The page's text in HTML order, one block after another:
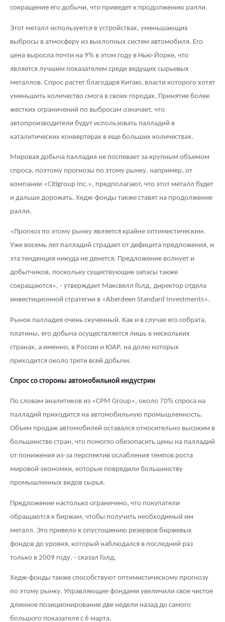
Аксессуары
Гарри Поттер
Флот: ледоколы и корабли
Жетоны "Необыкновенные обитатели глубин"
Ювелирные изделия
Русская нумизматика
Золотая карманная галерея
Наборы подарочных и коллекционных монет
Памятка для работы с монетами из драгметаллов
Условия возврата
Политика конфиденциальности
Политика использования Cookies
Положение по обработке и защите персональных данных
Скупка слитков
Наши преимущества
Письмо директору
сокращение его добычи, что приведет к продолжению ралли.
Этот металл используется в устройствах, уменьшающих
выбросы в атмосферу из выхлопных систем автомобиля. Его
цена выросла почти на 9% в этом году в Нью-Йорке, что
является лучшим показателем среди ведущих сырьевых
металлов. Спрос растет благодаря Китаю, власти которого хотят
уменьшить количество смога в своих городах. Принятие более
жестких ограничений по выбросам означает, что
автопроизводители будут использовать палладий в
каталитических конвертерах в еще больших количествах.
Мировая добыча палладия не поспевает за крупным объемом
спроса, поэтому прогнозы по этому рынку, например, от
компании «Citigroup Inc.», предполагают, что этот металл будет
и дальше дорожать. Хедж-фонды также ставят на продолжение
ралли.
«Прогноз по этому рынку является крайне оптимистическим.
Уже восемь лет палладий страдает от дефицита предложения, и
эта тенденция никуда не денется. Предложение волнует и
добытчиков, поскольку существующие запасы также
сокращаются», - утверждает Максвелл Голд, директор отдела
инвестиционной стратегии в «Aberdeen Standard Investments».
Рынок палладия очень скученный. Как и в случае его собрата,
платины, его добыча осуществляется лишь в нескольких
странах, а именно, в России и ЮАР, на долю которых
приходится около трети всей добычи.
Спрос со стороны автомобильной индустрии
По словам аналитиков из «CPM Group», около 70% спроса на
палладий приходится на автомобильную промышленность.
Объем продаж автомобилей оставался относительно высоким в
большинстве стран, что помогло обезопасить цены на палладий
от понижения из-за перспектив ослабления темпов роста
мировой экономки, которые повредили большинству
промышленных видов сырья.
Предложение настолько ограничено, что покупатели
обращаются к биржам, чтобы получить необходимый им
металл. Это привело к опустошению резервов биржевых
фондов до уровня, который наблюдался в последний раз
только в 2009 году, - сказал Голд.
Хедж-фонды также способствуют оптимистическому прогнозу
по этому рынку. Управляющие фондами увеличили свое чистое
длинное позиционирование две недели назад до самого
большого показателя с 6 марта.